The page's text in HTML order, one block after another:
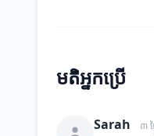
មតិអ្នកប្រើ
Sarah ៣